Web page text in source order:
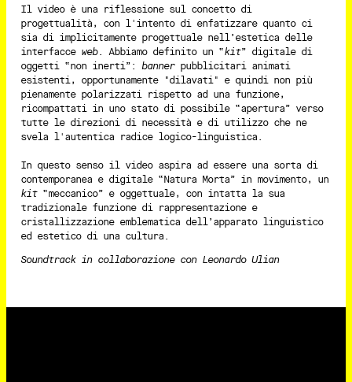
Il video è una riflessione sul concetto di
progettualità, con l'intento di enfatizzare quanto ci
sia di implicitamente progettuale nell’estetica delle
interfacce web. Abbiamo definito un “kit” digitale di
oggetti “non inerti”: bannerpubblicitari animati
esistenti, opportunamente "dilavati" e quindi non più
pienamente polarizzati rispetto ad una funzione,
ricompattati in uno stato di possibile “apertura” verso
tutte le direzioni di necessità e di utilizzo che ne
svela l'autentica radice logico-linguistica.
In questo senso il video aspira ad essere una sorta di
contemporanea e digitale “Natura Morta” in movimento, un
kit“meccanico” e oggettuale, con intatta la sua
tradizionale funzione di rappresentazione e
cristallizzazione emblematica dell’apparato linguistico
ed estetico di una cultura.
Soundtrack in collaborazione con Leonardo Ulian